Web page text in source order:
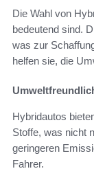
Die Wahl von
bedeutend sind.
was zur
helfen sie, die
Hybridautos
Stoffe, was nicht
geringeren
Fahrer.